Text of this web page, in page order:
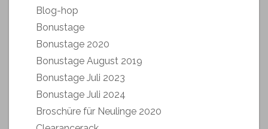
Blog-hop
Bonustage
Bonustage 2020
Bonustage August 2019
Bonustage Juli 2023
Bonustage Juli 2024
Broschüre für Neulinge 2020